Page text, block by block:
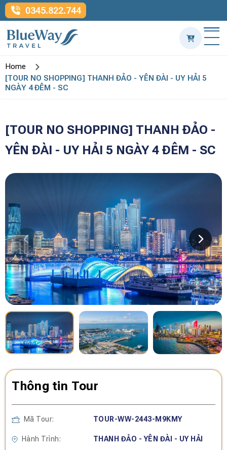
0345.822.744
Home
[TOUR NO SHOPPING] THANH ĐẢO - YÊN ĐÀI - UY HẢI 5
NGÀY 4 ĐÊM - SC
[TOUR NO SHOPPING] THANH ĐẢO -
YÊN ĐÀI - UY HẢI 5 NGÀY 4 ĐÊM - SC
Thông tin Tour
Mã Tour: TOUR-WW-2443-M9KMY
Hành Trình: THANH ĐẢO - YÊN ĐÀI - UY HẢI